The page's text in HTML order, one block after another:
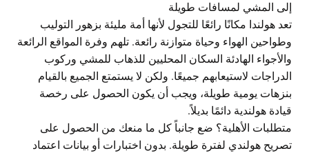
إلى المشي لمسافات طويلة
تعد هولندا مكانًا رائعًا للتجول لأنها أمة مليئة بزهور التوليب
وطواحين الهواء وحياة متوازنة رائعة. تلهم وفرة المواقع الرائعة
والأجواء الهادئة السكان المحليين للذهاب للمشي وركوب
الدراجات لاستيعابهم جميعًا. ولكن لا يستمتع الجميع بالقيام
بنزهات يومية طويلة، ويجب أن يكون الحصول على رخصة
قيادة هولندية دائمًا بديلاً.
متطلبات الأهلية؟ ضع جانباً كل ما منعك من الحصول على
تصريح هولندي لفترة طويلة. بدون اختبارات أو بيانات اعتماد